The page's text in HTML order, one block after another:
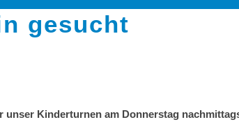
gesucht
Kinderturnen am Donnerstag